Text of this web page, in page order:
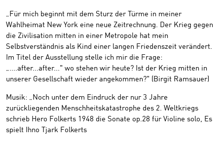
„Für mich beginnt mit dem Sturz der Türme in meiner
Wahlheimat New York eine neue Zeitrechnung. Der Krieg gegen
die Zivilisation mitten in einer Metropole hat mein
Selbstverständnis als Kind einer langen Friedenszeit verändert.
Im Titel der Ausstellung stelle ich mir die Frage:
„....after...after..." wo stehen wir heute? Ist der Krieg mitten in
unserer Gesellschaft wieder angekommen?" (Birgit Ramsauer)
Musik: „Noch unter dem Eindruck der nur 3 Jahre
zurückliegenden Menschheitskatastrophe des 2. Weltkriegs
schrieb Hero Folkerts 1948 die Sonate op.28 für Violine solo, Es
spielt Ihno Tjark Folkerts